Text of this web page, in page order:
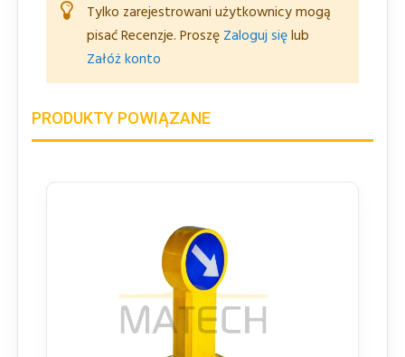
Tylko zarejestrowani użytkownicy mogą
pisać Recenzje. Proszę Zaloguj sięlub
Załóż konto
PRODUKTY POWIĄZANE